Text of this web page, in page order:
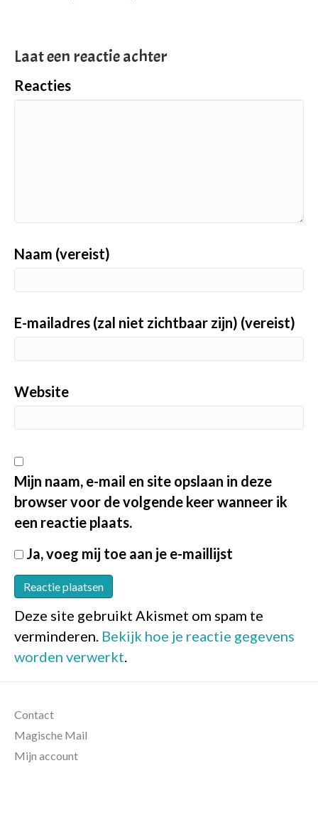
Laat een reactie achter
Reacties
Naam (vereist)
E-mailadres (zal niet zichtbaar zijn) (vereist)
Website
Mijn naam, e-mail en site opslaan in deze
browser voor de volgende keer wanneer ik
een reactie plaats.
Ja, voeg mij toe aan je e-maillijst
Deze site gebruikt Akismet om spam te
verminderen. Bekijk hoe je reactie gegevens
worden verwerkt.
Contact
Magische Mail
Mijn account